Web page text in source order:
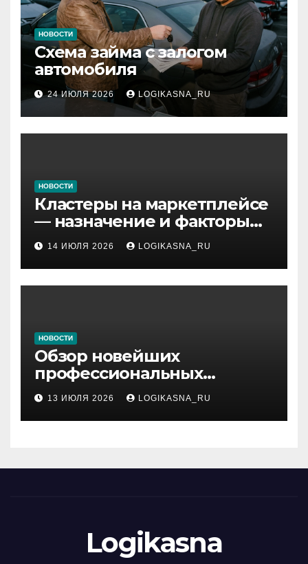
НОВОСТИ
Схема займа с залогом
автомобиля
24 ИЮЛЯ 2026 LOGIKASNA_RU
НОВОСТИ
Кластеры на маркетплейсе
— назначение и факторы
ранжирования складов
14 ИЮЛЯ 2026 LOGIKASNA_RU
НОВОСТИ
Обзор новейших
профессиональных
материалов и
инструментов
13 ИЮЛЯ 2026 LOGIKASNA_RU
Logikasna